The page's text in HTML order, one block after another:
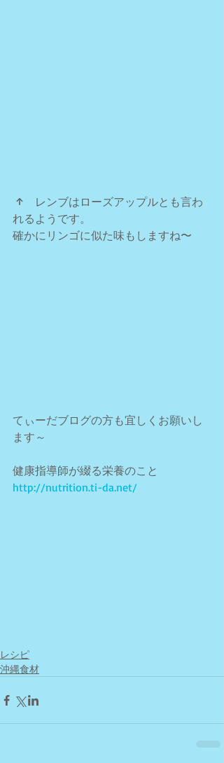
れるようです。
確かにリンゴに似た味もしますね〜
てぃーだブログの方も宜しくお願いし
ます～
健康指導師が綴る栄養のこと
http://nutrition.ti-da.net/
レシピ
沖縄食材